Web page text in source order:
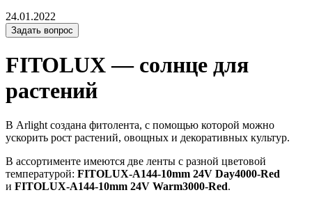
24.01.2022
Задать вопрос
FITOLUX — солнце для
растений
В Arlight создана фитолента, с помощью которой можно
ускорить рост растений, овощных и декоративных культур.
В ассортименте имеются две ленты с разной цветовой
температурой: FITOLUX-A144-10mm 24V Day4000-Red
и FITOLUX-A144-10mm 24V Warm3000-Red.